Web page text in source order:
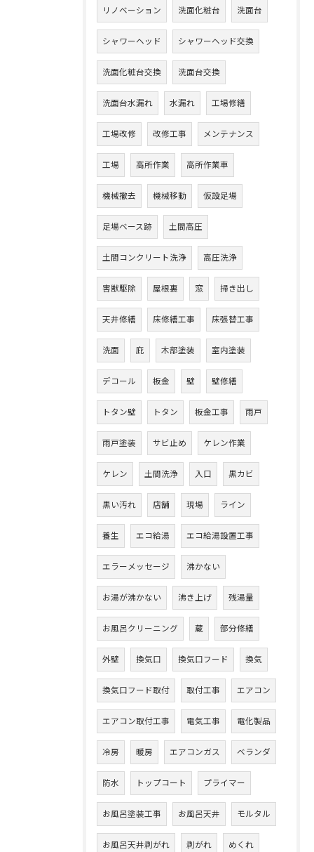
リノベーション 洗面化粧台 洗面台
シャワーヘッド シャワーヘッド交換
洗面化粧台交換 洗面台交換
洗面台水漏れ 水漏れ 工場修繕
工場改修 改修工事 メンテナンス
工場 高所作業 高所作業車
機械撤去 機械移動 仮設足場
足場ベース跡 土間高圧
土間コンクリート洗浄 高圧洗浄
害獣駆除 屋根裏 窓 掃き出し
天井修繕 床修繕工事 床張替工事
洗面 庇 木部塗装 室内塗装
デコール 板金 壁 壁修繕
トタン壁 トタン 板金工事 雨戸
雨戸塗装 サビ止め ケレン作業
ケレン 土間洗浄 入口 黒カビ
黒い汚れ 店舗 現場 ライン
養生 エコ給湯 エコ給湯設置工事
エラーメッセージ 沸かない
お湯が沸かない 沸き上げ 残湯量
お風呂クリーニング 蔵 部分修繕
外壁 換気口 換気口フード 換気
換気口フード取付 取付工事 エアコン
エアコン取付工事 電気工事 電化製品
冷房 暖房 エアコンガス ベランダ
防水 トップコート プライマー
お風呂塗装工事 お風呂天井 モルタル
お風呂天井剥がれ 剥がれ めくれ